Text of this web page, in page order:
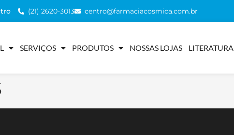
(21) 2620-3013 centro@farmaciacosmica.com.br
SERVIÇOS PRODUTOS NOSSAS LOJAS LITERATURA